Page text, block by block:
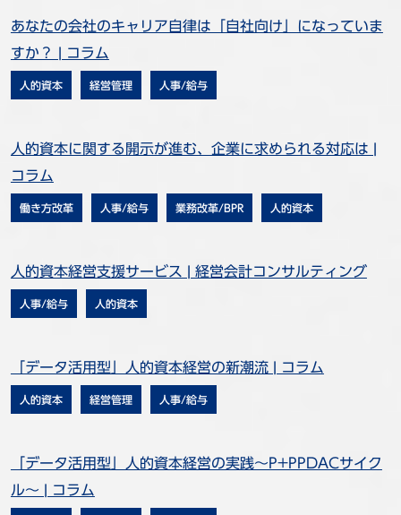
あなたの会社のキャリア自律は「自社向け」になっていま
すか？ | コラム
人的資本 経営管理 人事/給与
人的資本に関する開示が進む、企業に求められる対応は |
コラム
働き方改革 人事/給与 業務改革/BPR 人的資本
人的資本経営支援サービス | 経営会計コンサルティング
人事/給与 人的資本
「データ活用型」人的資本経営の新潮流 | コラム
人的資本 経営管理 人事/給与
「データ活用型」人的資本経営の実践～P+PPDACサイク
ル～ | コラム